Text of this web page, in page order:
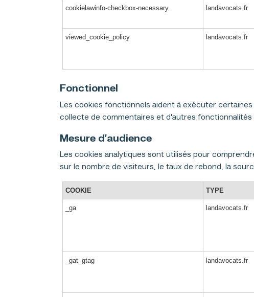
cookielawinfo-checkbox-necessary landavocats.fr
viewed_cookie_policy landavocats.fr
Fonctionnel
Les cookies fonctionnels aident à exécuter
collecte de commentaires et d’autres fonctionnalités
Mesure d’audience
Les cookies analytiques sont utilisés pour
sur le nombre de visiteurs, le taux de rebond, la
COOKIE TYPE
_ga landavocats.fr
_gat_gtag landavocats.fr